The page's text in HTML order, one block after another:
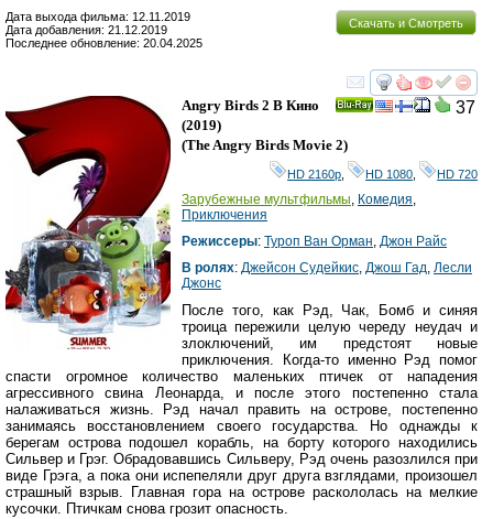
Скачать и Смотреть
Дата выхода фильма: 12.11.2019
Дата добавления: 21.12.2019
Последнее обновление: 20.04.2025
смотреть
37
Angry Birds 2 В Кино
(2019)
(The Angry Birds Movie 2)
HD 2160р, HD 1080, HD 720
Зарубежные мультфильмы, Комедия,
Приключения
Режиссеры: Туроп Ван Орман, Джон Райс
В ролях: Джейсон Судейкис, Джош Гад, Лесли
Джонс
После того, как Рэд, Чак, Бомб и синяя
троица пережили целую череду неудач и
злоключений, им предстоят новые
приключения. Когда-то именно Рэд помог
спасти огромное количество маленьких птичек от нападения
агрессивного свина Леонарда, и после этого постепенно стала
налаживаться жизнь. Рэд начал править на острове, постепенно
занимаясь восстановлением своего государства. Но однажды к
берегам острова подошел корабль, на борту которого находились
Сильвер и Грэг. Обрадовавшись Сильверу, Рэд очень разозлился при
виде Грэга, а пока они испепеляли друг друга взглядами, произошел
страшный взрыв. Главная гора на острове раскололась на мелкие
кусочки. Птичкам снова грозит опасность.